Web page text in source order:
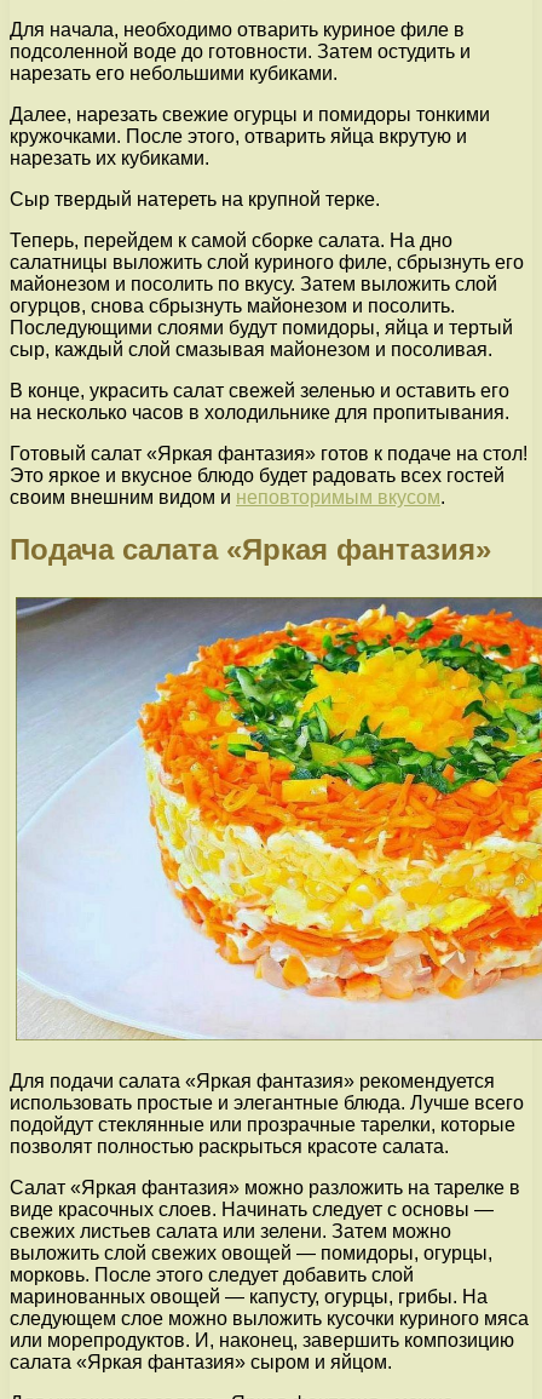
Для начала, необходимо отварить куриное филе в
подсоленной воде до готовности. Затем остудить и
нарезать его небольшими кубиками.
Далее, нарезать свежие огурцы и помидоры тонкими
кружочками. После этого, отварить яйца вкрутую и
нарезать их кубиками.
Сыр твердый натереть на крупной терке.
Теперь, перейдем к самой сборке салата. На дно
салатницы выложить слой куриного филе, сбрызнуть его
майонезом и посолить по вкусу. Затем выложить слой
огурцов, снова сбрызнуть майонезом и посолить.
Последующими слоями будут помидоры, яйца и тертый
сыр, каждый слой смазывая майонезом и посоливая.
В конце, украсить салат свежей зеленью и оставить его
на несколько часов в холодильнике для пропитывания.
Готовый салат «Яркая фантазия» готов к подаче на стол!
Это яркое и вкусное блюдо будет радовать всех гостей
своим внешним видом и неповторимым вкусом.
Подача салата «Яркая фантазия»
Для подачи салата «Яркая фантазия» рекомендуется
использовать простые и элегантные блюда. Лучше всего
подойдут стеклянные или прозрачные тарелки, которые
позволят полностью раскрыться красоте салата.
Салат «Яркая фантазия» можно разложить на тарелке в
виде красочных слоев. Начинать следует с основы —
свежих листьев салата или зелени. Затем можно
выложить слой свежих овощей — помидоры, огурцы,
морковь. После этого следует добавить слой
маринованных овощей — капусту, огурцы, грибы. На
следующем слое можно выложить кусочки куриного мяса
или морепродуктов. И, наконец, завершить композицию
салата «Яркая фантазия» сыром и яйцом.